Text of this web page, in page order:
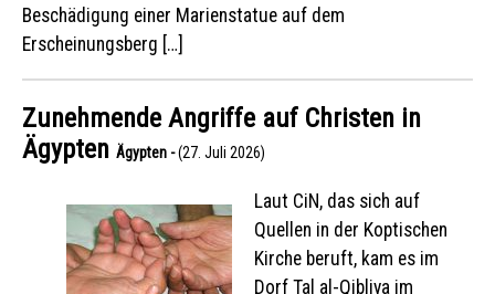
Beschädigung einer Marienstatue auf dem
Erscheinungsberg […]
Zunehmende Angriffe auf Christen in
Ägypten Ägypten -(27. Juli 2026)
Laut CiN, das sich auf
Quellen in der Koptischen
Kirche beruft, kam es im
Dorf Tal al-Qibliya im